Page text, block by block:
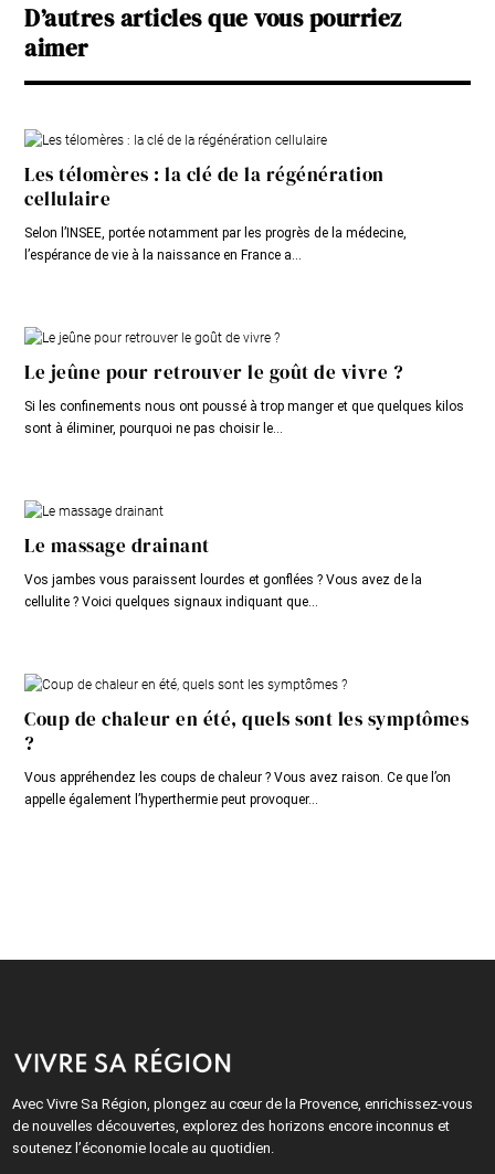
D’autres articles que vous pourriez
aimer
Les télomères : la clé de la régénération
cellulaire
Selon l’INSEE, portée notamment par les progrès de la médecine,
l’espérance de vie à la naissance en France a...
Le jeûne pour retrouver le goût de vivre ?
Si les confinements nous ont poussé à trop manger et que quelques kilos
sont à éliminer, pourquoi ne pas choisir le...
Le massage drainant
Vos jambes vous paraissent lourdes et gonflées ? Vous avez de la
cellulite ? Voici quelques signaux indiquant que...
Coup de chaleur en été, quels sont les symptômes
?
Vous appréhendez les coups de chaleur ? Vous avez raison. Ce que l’on
appelle également l’hyperthermie peut provoquer...
Avec Vivre Sa Région, plongez au cœur de la Provence, enrichissez-vous
de nouvelles découvertes, explorez des horizons encore inconnus et
soutenez l’économie locale au quotidien.